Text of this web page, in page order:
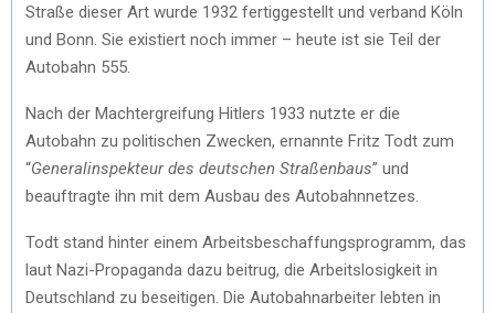
Straße dieser Art wurde 1932 fertiggestellt und verband Köln
und Bonn. Sie existiert noch immer – heute ist sie Teil der
Autobahn 555.
Nach der Machtergreifung Hitlers 1933 nutzte er die
Autobahn zu politischen Zwecken, ernannte Fritz Todt zum
“Generalinspekteur des deutschen Straßenbaus” und
beauftragte ihn mit dem Ausbau des Autobahnnetzes.
Todt stand hinter einem Arbeitsbeschaffungsprogramm, das
laut Nazi-Propaganda dazu beitrug, die Arbeitslosigkeit in
Deutschland zu beseitigen. Die Autobahnarbeiter lebten in